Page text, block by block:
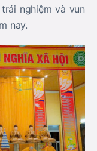
nghiệm và vun
nay.